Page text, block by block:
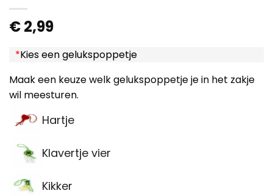
€2,99
*Kies een gelukspoppetje
Maak een keuze welk gelukspoppetje je in het zakje
wil meesturen.
Hartje
Klavertje vier
Kikker